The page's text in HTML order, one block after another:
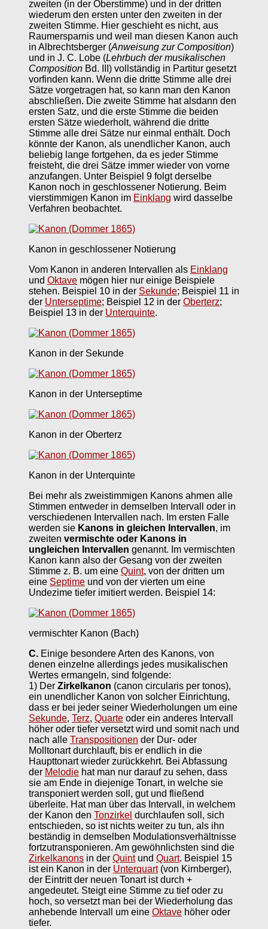
zweiten (in der Oberstimme) und in der dritten
wiederum den ersten unter den zweiten in der
zweiten Stimme. Hier geschieht es nicht, aus
Raumersparnis und weil man diesen Kanon auch
in Albrechtsberger (Anweisung zur Composition)
und in J. C. Lobe (Lehrbuch der musikalischen
Composition Bd. III) vollständig in Partitur gesetzt
vorfinden kann. Wenn die dritte Stimme alle drei
Sätze vorgetragen hat, so kann man den Kanon
abschließen. Die zweite Stimme hat alsdann den
ersten Satz, und die erste Stimme die beiden
ersten Sätze wiederholt, während die dritte
Stimme alle drei Sätze nur einmal enthält. Doch
könnte der Kanon, als unendlicher Kanon, auch
beliebig lange fortgehen, da es jeder Stimme
freisteht, die drei Sätze immer wieder von vorne
anzufangen. Unter Beispiel 9 folgt derselbe
Kanon noch in geschlossener Notierung. Beim
vierstimmigen Kanon im Einklang wird dasselbe
Verfahren beobachtet.
Kanon in geschlossener Notierung
Vom Kanon in anderen Intervallen als Einklang
und Oktave mögen hier nur einige Beispiele
stehen. Beispiel 10 in der Sekunde; Beispiel 11 in
der Unterseptime; Beispiel 12 in der Oberterz;
Beispiel 13 in der Unterquinte.
Kanon in der Sekunde
Kanon in der Unterseptime
Kanon in der Oberterz
Kanon in der Unterquinte
Bei mehr als zweistimmigen Kanons ahmen alle
Stimmen entweder in demselben Intervall oder in
verschiedenen Intervallen nach. Im ersten Falle
werden sie Kanons in gleichen Intervallen, im
zweiten vermischte oder Kanons in
ungleichen Intervallen genannt. Im vermischten
Kanon kann also der Gesang von der zweiten
Stimme z. B. um eine Quint, von der dritten um
eine Septime und von der vierten um eine
Undezime tiefer imitiert werden. Beispiel 14:
vermischter Kanon (Bach)
C. Einige besondere Arten des Kanons, von
denen einzelne allerdings jedes musikalischen
Wertes ermangeln, sind folgende:
1) Der Zirkelkanon (canon circularis per tonos),
ein unendlicher Kanon von solcher Einrichtung,
dass er bei jeder seiner Wiederholungen um eine
Sekunde, Terz, Quarte oder ein anderes Intervall
höher oder tiefer versetzt wird und somit nach und
nach alle Transpositionen der Dur- oder
Molltonart durchlauft, bis er endlich in die
Haupttonart wieder zurückkehrt. Bei Abfassung
der Melodie hat man nur darauf zu sehen, dass
sie am Ende in diejenige Tonart, in welche sie
transponiert werden soll, gut und fließend
überleite. Hat man über das Intervall, in welchem
der Kanon den Tonzirkel durchlaufen soll, sich
entschieden, so ist nichts weiter zu tun, als ihn
beständig in demselben Modulationsverhältnisse
fortzutransponieren. Am gewöhnlichsten sind die
Zirkelkanons in der Quintund Quart. Beispiel 15
ist ein Kanon in der Unterquart(von Kirnberger),
der Eintritt der neuen Tonart ist durch +
angedeutet. Steigt eine Stimme zu tief oder zu
hoch, so versetzt man bei der Wiederholung das
anhebende Intervall um eine Oktave höher oder
tiefer.